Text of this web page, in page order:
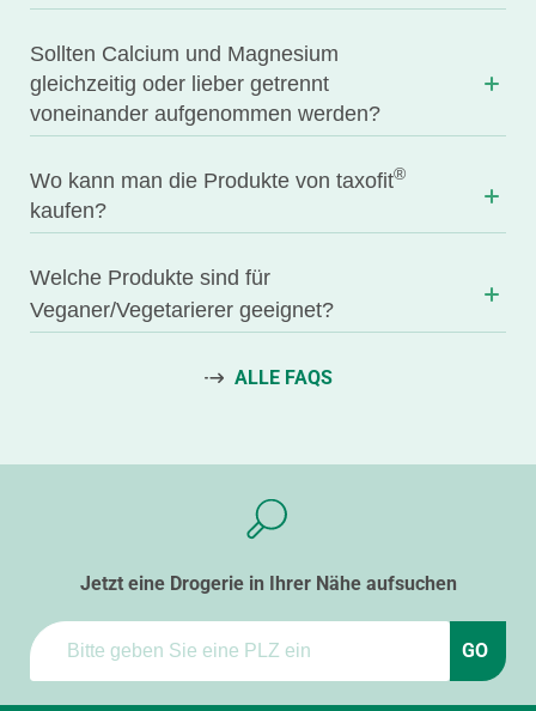
Sollten Calcium und Magnesium
gleichzeitig oder lieber getrennt
voneinander aufgenommen werden?
Wo kann man die Produkte von taxofit®
kaufen?
Welche Produkte sind für
Veganer/Vegetarierer geeignet?
ALLE FAQS
Jetzt eine Drogerie in Ihrer Nähe aufsuchen
GO